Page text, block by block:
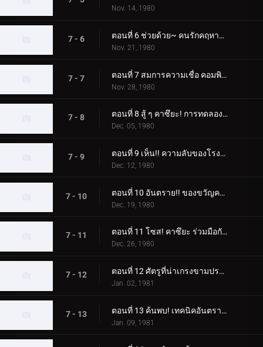
Nov. 14, 1980
7 - 6 ตอนที่ 6 ช่วยด้วย~ คนรักคฤหาสน์รังแมงมุม
Nov. 21, 1980
7 - 7 ตอนที่ 7 สมการความเชื่อ คอมพิวเตอร์ที่มีชีวิต
Nov. 28, 1980
7 - 8 ตอนที่ 8 สู้ ๆ คาซึยะ! การทดลองความตายของ Dogma
Dec. 05, 1980
7 - 9 ตอนที่ 9 เห็น!! ความลับของโรงงานปรับปรุงสัตว์ประหลาดความเชื่อ
Dec. 12, 1980
7 - 10 ตอนที่ 10 อันตราย!! ของขวัญคริสต์มาสปีศาจ
Dec. 19, 1980
7 - 11 ตอนที่ 11 โซส! คาซึยะ ร่วมมือกับเชื่อ!!
Dec. 26, 1980
7 - 12 ตอนที่ 12 ศัตรูที่น่าเกรงขามปรากฏตัว! หมัดเส้าหลินที่จริงใจพ่ายแพ้
Jan. 02, 1981
7 - 13 ตอนที่ 13 ค้นพบ! เทคนิคอันตราย "ดอกบ๊วย"
Jan. 09, 1981